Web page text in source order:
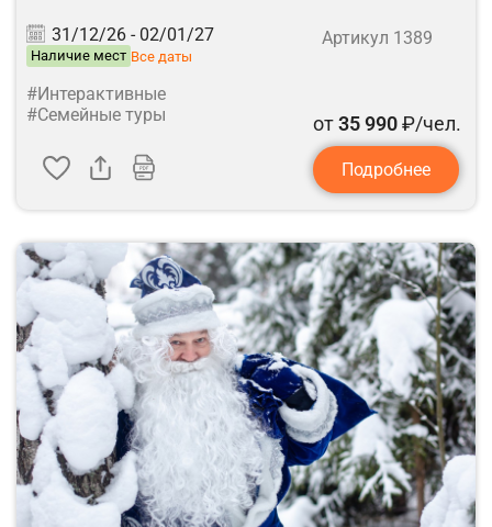
31/12/26 - 02/01/27
Наличие мест Все даты
Артикул 1389
#Интерактивные
#Семейные туры
от35 990₽/чел.
Подробнее